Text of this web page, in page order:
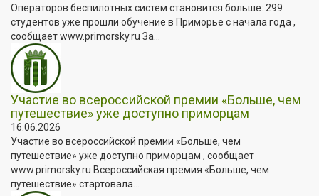
Операторов беспилотных систем становится больше: 299
студентов уже прошли обучение в Приморье с начала года ,
сообщает www.primorsky.ru За...
Участие во всероссийской премии «Больше, чем
путешествие» уже доступно приморцам
16.06.2026
Участие во всероссийской премии «Больше, чем
путешествие» уже доступно приморцам , сообщает
www.primorsky.ru Всероссийская премия «Больше, чем
путешествие» стартовала...